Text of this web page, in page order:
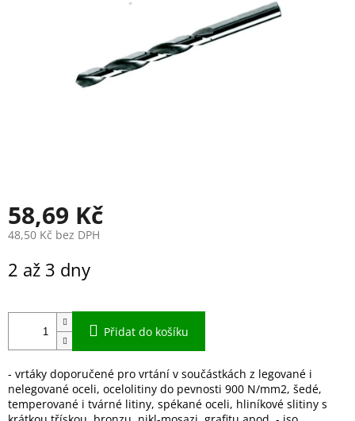
58,69 Kč
48,50 Kč bez DPH
cena:
2 až 3 dny
Přidat do košíku
- vrtáky doporučené pro vrtání v součástkách z legované i
nelegované oceli, ocelolitiny do pevnosti 900 N/mm2, šedé,
temperované i tvárné litiny, spékané oceli, hliníkové slitiny s